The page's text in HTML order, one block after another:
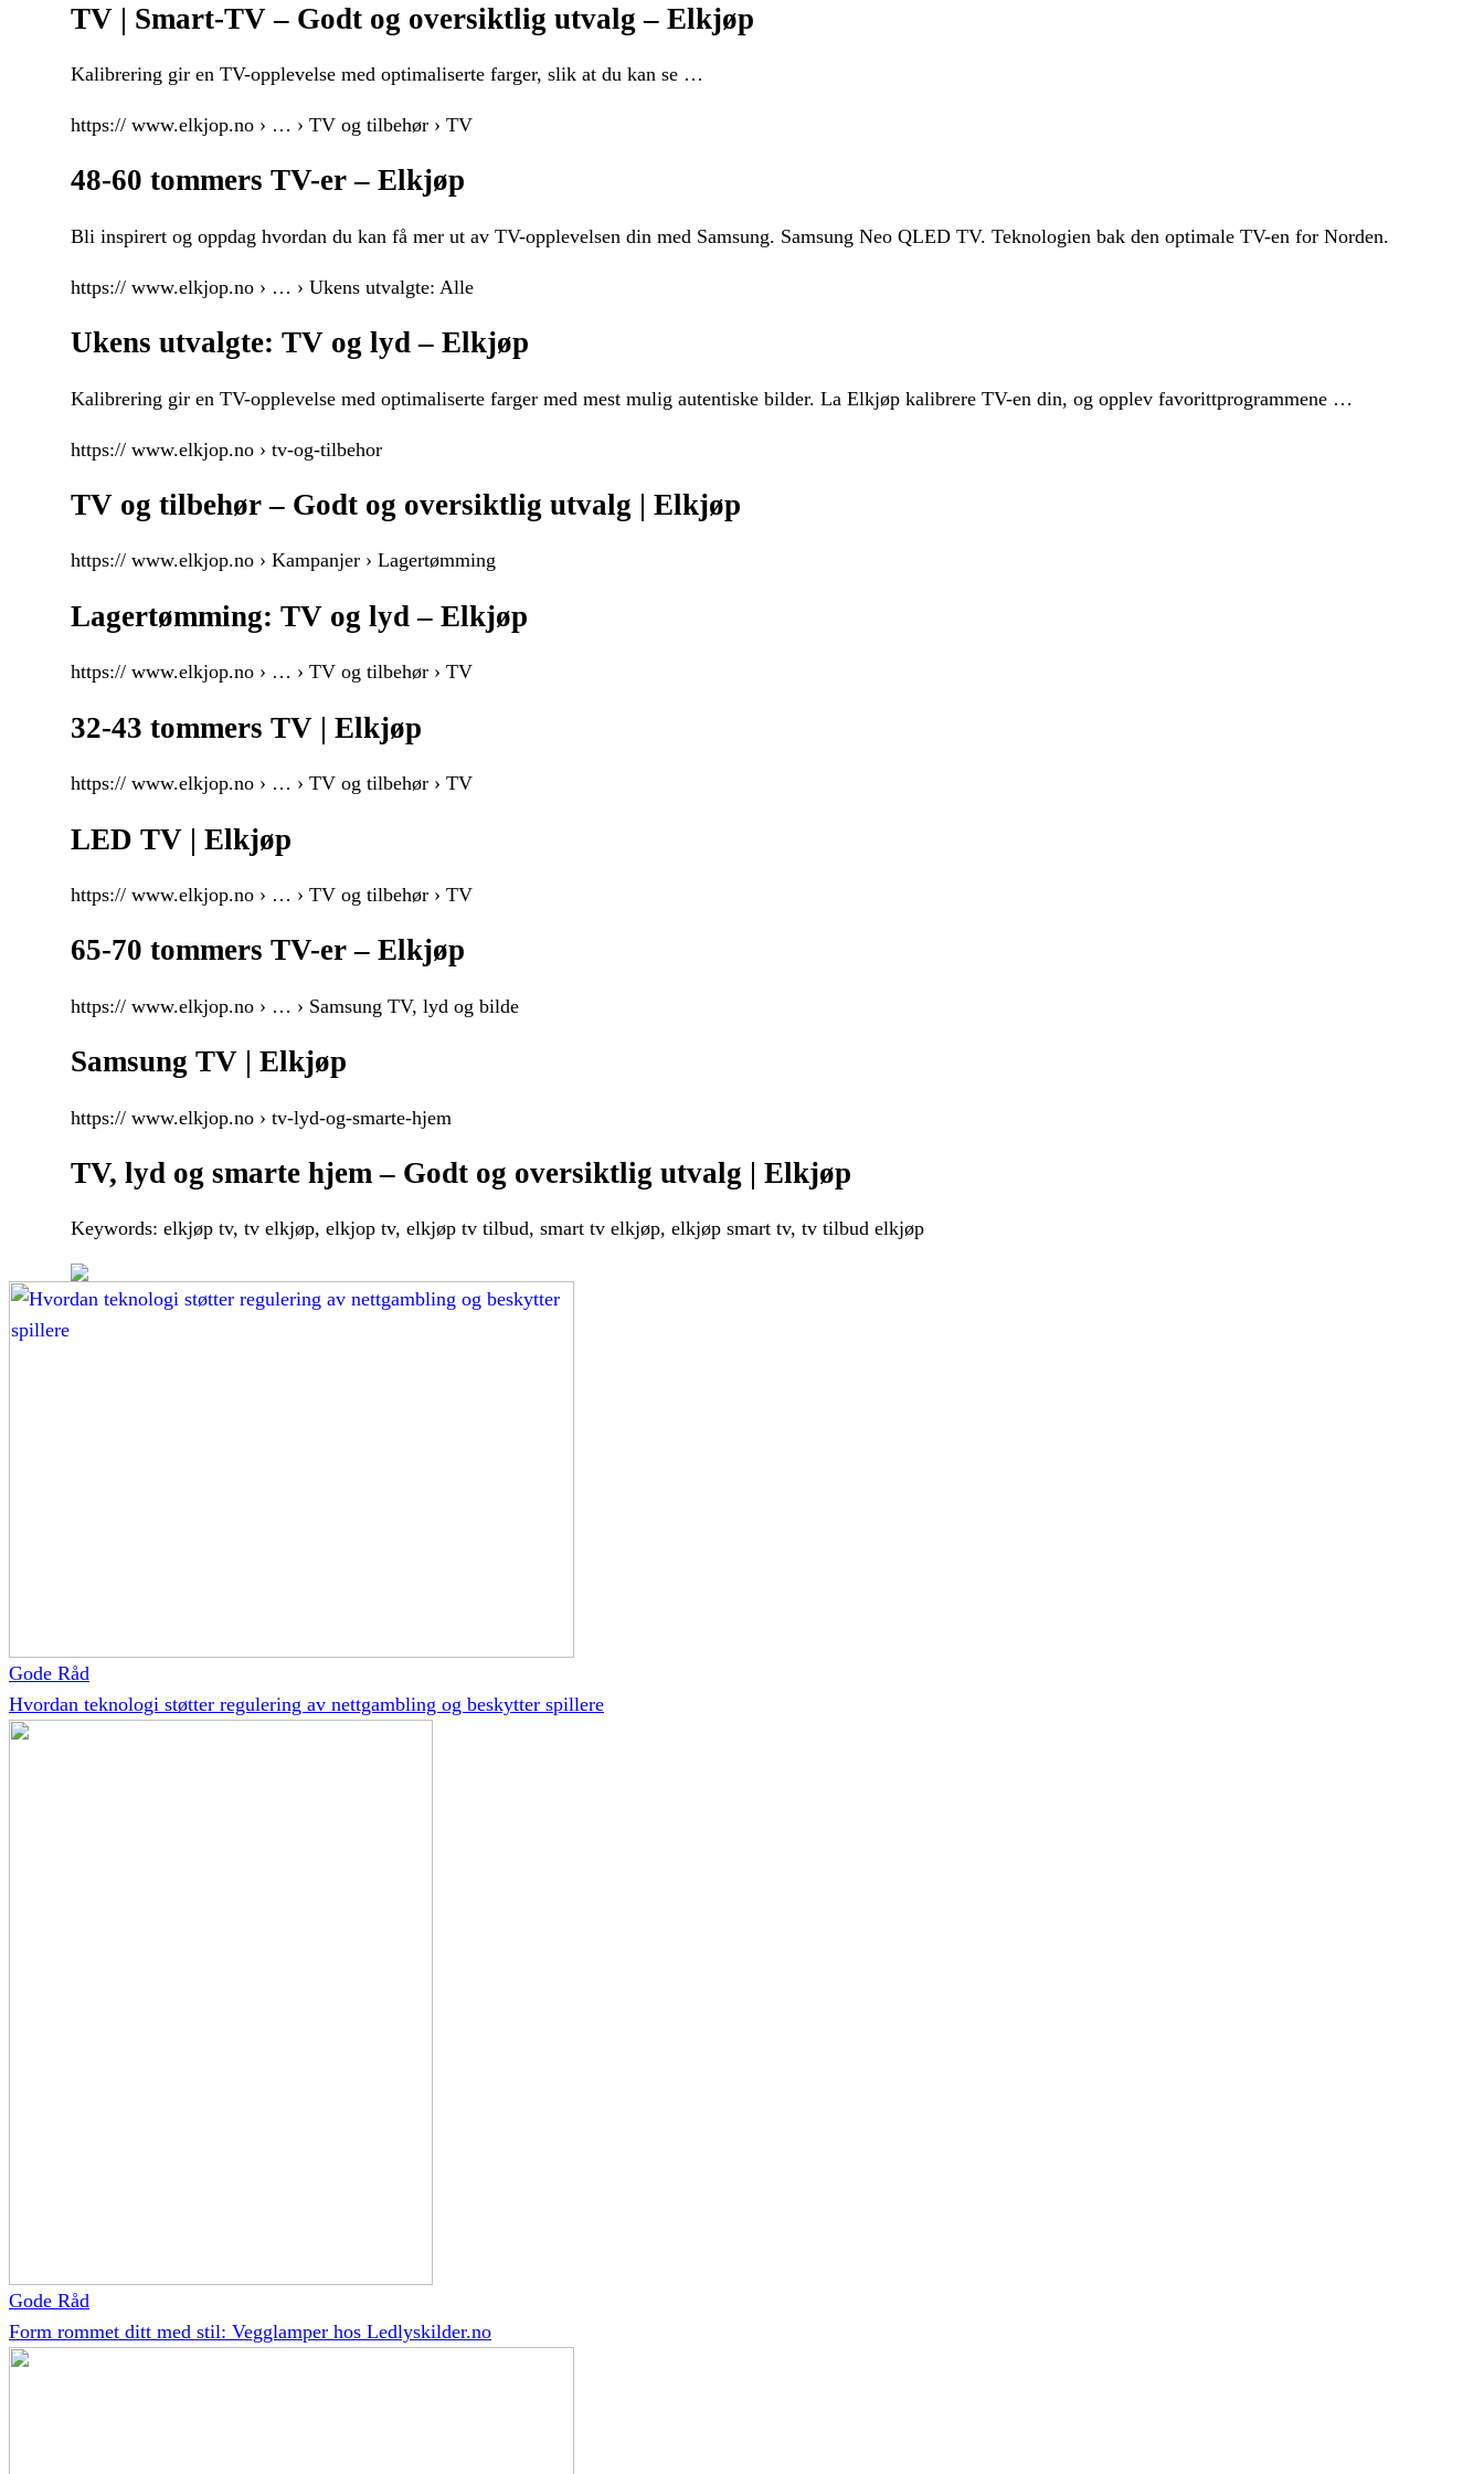
TV | Smart-TV – Godt og oversiktlig utvalg – Elkjøp
Kalibrering gir en TV-opplevelse med optimaliserte farger, slik at du kan se …
https:// www.elkjop.no › … › TV og tilbehør › TV
48-60 tommers TV-er – Elkjøp
Bli inspirert og oppdag hvordan du kan få mer ut av TV-opplevelsen din med Samsung. Samsung Neo QLED TV. Teknologien bak den optimale TV-en for Norden.
https:// www.elkjop.no › … › Ukens utvalgte: Alle
Ukens utvalgte: TV og lyd – Elkjøp
Kalibrering gir en TV-opplevelse med optimaliserte farger med mest mulig autentiske bilder. La Elkjøp kalibrere TV-en din, og opplev favorittprogrammene …
https:// www.elkjop.no › tv-og-tilbehor
TV og tilbehør – Godt og oversiktlig utvalg | Elkjøp
https:// www.elkjop.no › Kampanjer › Lagertømming
Lagertømming: TV og lyd – Elkjøp
https:// www.elkjop.no › … › TV og tilbehør › TV
32-43 tommers TV | Elkjøp
https:// www.elkjop.no › … › TV og tilbehør › TV
LED TV | Elkjøp
https:// www.elkjop.no › … › TV og tilbehør › TV
65-70 tommers TV-er – Elkjøp
https:// www.elkjop.no › … › Samsung TV, lyd og bilde
Samsung TV | Elkjøp
https:// www.elkjop.no › tv-lyd-og-smarte-hjem
TV, lyd og smarte hjem – Godt og oversiktlig utvalg | Elkjøp
Keywords: elkjøp tv, tv elkjøp, elkjop tv, elkjøp tv tilbud, smart tv elkjøp, elkjøp smart tv, tv tilbud elkjøp
Gode Råd
Hvordan teknologi støtter regulering av nettgambling og beskytter spillere
Gode Råd
Form rommet ditt med stil: Vegglamper hos Ledlyskilder.no